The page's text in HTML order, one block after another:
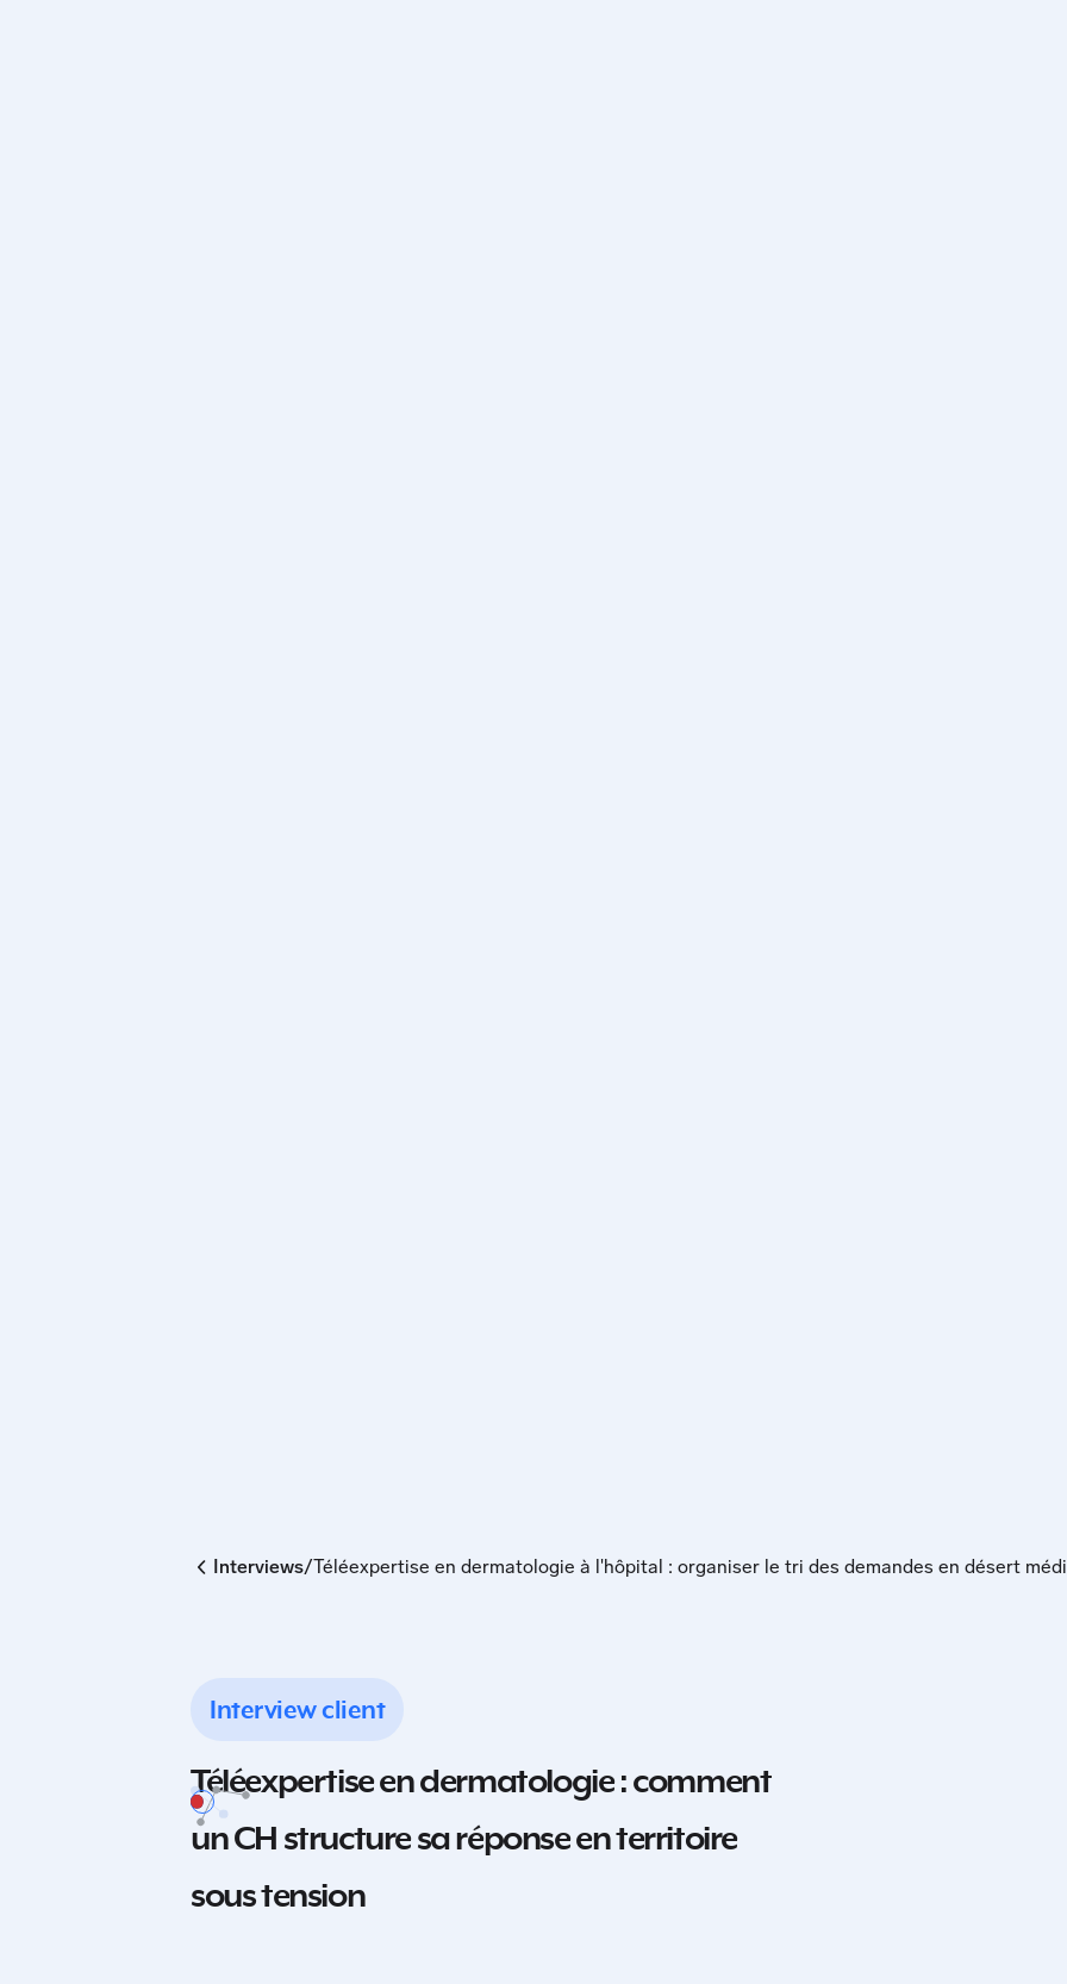
Interviews/Téléexpertise en dermatologie à l'hôpital : organiser le tri des demandes en désert
Interview client
Téléexpertise en dermatologie : comment
un CH structure sa réponse en territoire
sous tension